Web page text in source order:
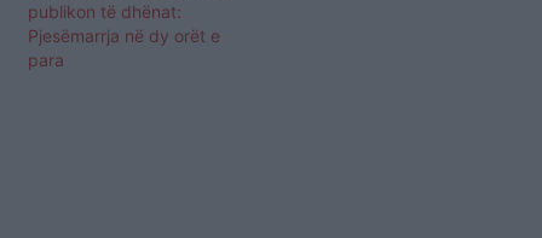
publikon të dhënat:
Pjesëmarrja në dy orët e
para